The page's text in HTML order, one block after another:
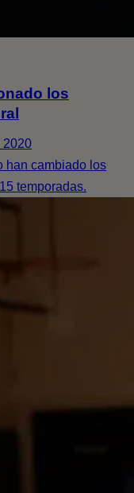
los
2020
han cambiado los
temporadas.